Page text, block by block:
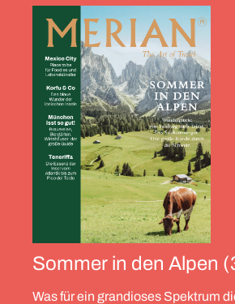
Sommer in den Alpen
Was für ein grandioses Spektrum